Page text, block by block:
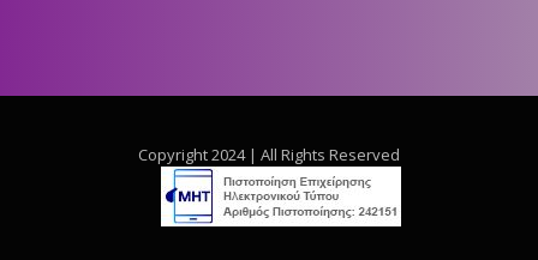
Copyright 2024 | All Rights Reserved